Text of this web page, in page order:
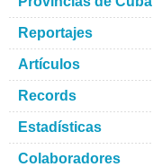
Reportajes
Artículos
Records
Estadísticas
Colaboradores